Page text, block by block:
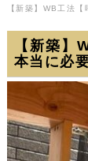
【新築】WB工法
【新築】
本当に必